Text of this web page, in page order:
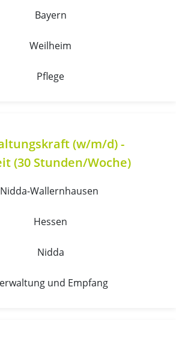
Bayern
Weilheim
Pflege
(w/m/d) -
(30 Stunden/Woche)
Nidda-Wallernhausen
Hessen
Nidda
und Empfang